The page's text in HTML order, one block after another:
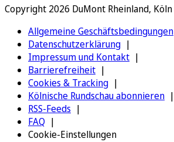
Copyright 2026 DuMont Rheinland, Köln
Allgemeine Geschäftsbedingungen
Datenschutzerklärung
Impressum und Kontakt
Barrierefreiheit
Cookies & Tracking
Kölnische Rundschau abonnieren
RSS-Feeds
FAQ
Cookie-Einstellungen